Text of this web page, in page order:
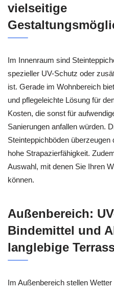
vielseitige
Im Innenraum sind
spezieller UV-Schutz oder
ist. Gerade im Wohnbereich
und pflegeleichte Lösung für
Kosten, die sonst für
Sanierungen anfallen würden.
Steinteppichböden
hohe Strapazierfähigkeit.
Auswahl, mit denen Sie Ihren
können.
Außenbereich:
Bindemittel und
langlebige
Im Außenbereich stellen